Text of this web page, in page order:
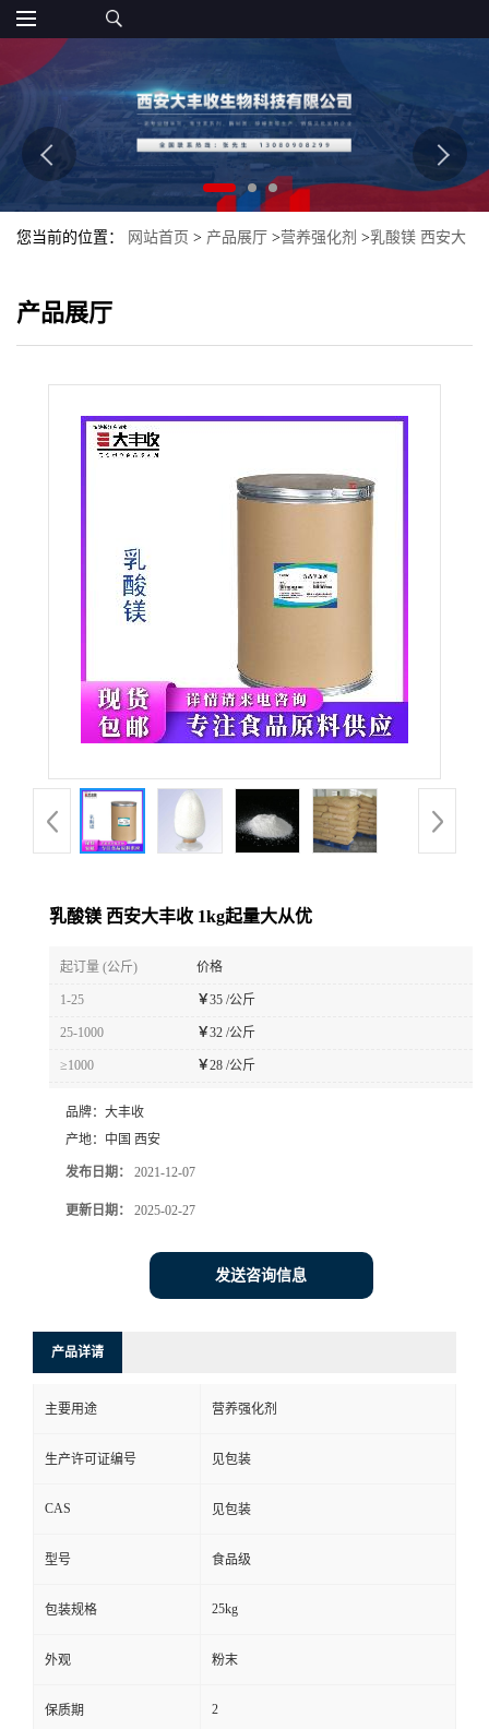
您当前的位置： 网站首页 > 产品展厅 >营养强化剂 >乳酸镁 西安大
产品展厅
乳酸镁 西安大丰收 1kg起量大从优
起订量 (公斤) 价格
1-25 ￥35 /公斤
25-1000 ￥32 /公斤
≥1000 ￥28 /公斤
品牌： 大丰收
产地： 中国 西安
发布日期： 2021-12-07
更新日期： 2025-02-27
发送咨询信息
产品详请
主要用途 营养强化剂
生产许可证编号 见包装
CAS 见包装
型号 食品级
包装规格 25kg
外观 粉末
保质期 2